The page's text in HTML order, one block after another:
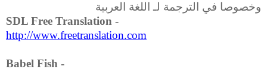
وخصوصا في الترجمة لـ اللغة العربية
-
http://www.freetranslation.com
-